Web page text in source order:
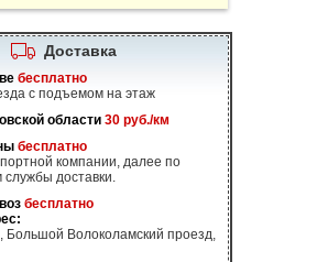
Доставка
бесплатно
с подъемом на этаж
области 30 руб./км
бесплатно
компании, далее по
доставки.
бесплатно
Большой Волоколамский проезд,